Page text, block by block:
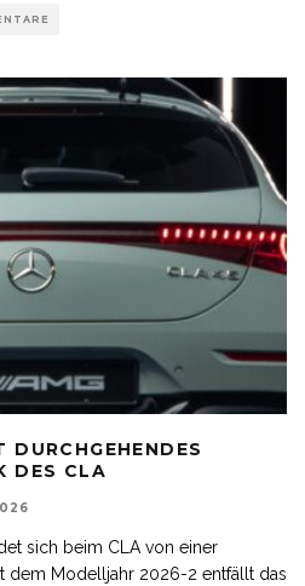
DURCHGEHENDES
DES CLA
sich beim CLA von einer
dem Modelljahr 2026-2 entfällt das